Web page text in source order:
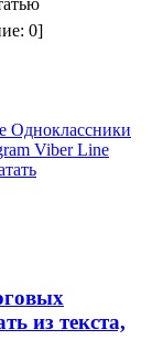
0]
Одноклассники
Viber Line
из текста,